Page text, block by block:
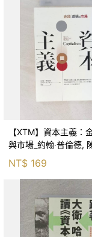
【XTM】資本主義：
與市
NT$ 169